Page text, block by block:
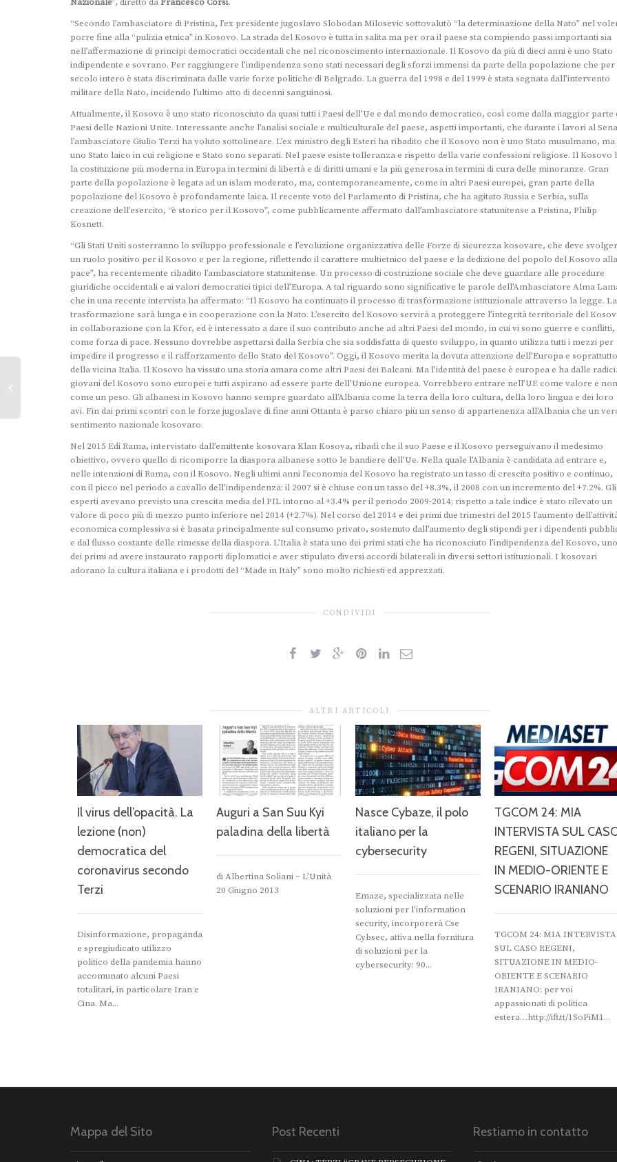
“Secondo l’ambasciatore di Pristina, l’ex presidente jugoslavo Slobodan Milosevic sottovalutò “la determinazione della Nato” nel
porre fine alla “pulizia etnica” in Kosovo. La strada del Kosovo è tutta in salita ma per ora il paese sta compiendo passi importanti sia
nell’affermazione di principi democratici occidentali che nel riconoscimento internazionale. Il Kosovo da più di dieci anni è uno Stato
indipendente e sovrano. Per raggiungere l’indipendenza sono stati necessari degli sforzi immensi da parte della popolazione che per
secolo intero è stata discriminata dalle varie forze politiche di Belgrado. La guerra del 1998 e del 1999 è stata segnata dall’intervento
militare della Nato, incidendo l’ultimo atto di decenni sanguinosi.
Attualmente, il Kosovo è uno stato riconosciuto da quasi tutti i Paesi dell’Ue e dal mondo democratico, così come dalla maggior parte
Paesi delle Nazioni Unite. Interessante anche l’analisi sociale e multiculturale del paese, aspetti importanti, che durante i lavori al
l’ambasciatore Giulio Terzi ha voluto sottolineare. L’ex ministro degli Esteri ha ribadito che il Kosovo non è uno Stato musulmano, ma
uno Stato laico in cui religione e Stato sono separati. Nel paese esiste tolleranza e rispetto della varie confessioni religiose. Il Kosovo
la costituzione più moderna in Europa in termini di libertà e di diritti umani e la più generosa in termini di cura delle minoranze. Gran
parte della popolazione è legata ad un islam moderato, ma, contemporaneamente, come in altri Paesi europei, gran parte della
popolazione del Kosovo è profondamente laica. Il recente voto del Parlamento di Pristina, che ha agitato Russia e Serbia, sulla
creazione dell’esercito, “è storico per il Kosovo”, come pubblicamente affermato dall’ambasciatore statunitense a Pristina, Philip
Kosnett.
“Gli Stati Uniti sosterranno lo sviluppo professionale e l’evoluzione organizzativa delle Forze di sicurezza kosovare, che deve
un ruolo positivo per il Kosovo e per la regione, riflettendo il carattere multietnico del paese e la dedizione del popolo del Kosovo alla
pace”, ha recentemente ribadito l’ambasciatore statunitense. Un processo di costruzione sociale che deve guardare alle procedure
giuridiche occidentali e ai valori democratici tipici dell’Europa. A tal riguardo sono significative le parole dell’Ambasciatore Alma
che in una recente intervista ha affermato: “Il Kosovo ha continuato il processo di trasformazione istituzionale attraverso la legge. La
trasformazione sarà lunga e in cooperazione con la Nato. L’esercito del Kosovo servirà a proteggere l’integrità territoriale del
in collaborazione con la Kfor, ed è interessato a dare il suo contributo anche ad altri Paesi del mondo, in cui vi sono guerre e conflitti,
come forza di pace. Nessuno dovrebbe aspettarsi dalla Serbia che sia soddisfatta di questo sviluppo, in quanto utilizza tutti i mezzi per
impedire il progresso e il rafforzamento dello Stato del Kosovo”. Oggi, il Kosovo merita la dovuta attenzione dell’Europa e soprattutto
della vicina Italia. Il Kosovo ha vissuto una storia amara come altri Paesi dei Balcani. Ma l’identità del paese è europea e ha dalle
giovani del Kosovo sono europei e tutti aspirano ad essere parte dell’Unione europea. Vorrebbero entrare nell’UE come valore e non
come un peso. Gli albanesi in Kosovo hanno sempre guardato all’Albania come la terra della loro cultura, della loro lingua e dei loro
avi. Fin dai primi scontri con le forze jugoslave di fine anni Ottanta è parso chiaro più un senso di appartenenza all’Albania che un
sentimento nazionale kosovaro.
Nel 2015 Edi Rama, intervistato dall’emittente kosovara Klan Kosova, ribadì che il suo Paese e il Kosovo perseguivano il medesimo
obiettivo, ovvero quello di ricomporre la diaspora albanese sotto le bandiere dell’Ue. Nella quale l’Albania è candidata ad entrare e,
nelle intenzioni di Rama, con il Kosovo. Negli ultimi anni l’economia del Kosovo ha registrato un tasso di crescita positivo e continuo,
con il picco nel periodo a cavallo dell’indipendenza: il 2007 si è chiuse con un tasso del +8.3%, il 2008 con un incremento del +7.2%. Gli
esperti avevano previsto una crescita media del PIL intorno al +3.4% per il periodo 2009-2014; rispetto a tale indice è stato rilevato un
valore di poco più di mezzo punto inferiore nel 2014 (+2.7%). Nel corso del 2014 e dei primi due trimestri del 2015 l’aumento
economica complessiva si è basata principalmente sul consumo privato, sostenuto dall’aumento degli stipendi per i dipendenti
e dal flusso costante delle rimesse della diaspora. L’Italia è stata uno dei primi stati che ha riconosciuto l’indipendenza del Kosovo, uno
dei primi ad avere instaurato rapporti diplomatici e aver stipulato diversi accordi bilaterali in diversi settori istituzionali. I kosovari
adorano la cultura italiana e i prodotti del “Made in Italy” sono molto richiesti ed apprezzati.
CONDIVIDI
ALTRI ARTICOLI
Il virus dell’opacità. La
lezione (non)
democratica del
coronavirus secondo
Terzi
Disinformazione, propaganda
e spregiudicato utilizzo
politico della pandemia hanno
accomunato alcuni Paesi
totalitari, in particolare Iran e
Cina. Ma...
Auguri a San Suu Kyi
paladina della libertà
di Albertina Soliani – L’Unità
20 Giugno 2013
Nasce Cybaze, il polo
italiano per la
cybersecurity
Emaze, specializzata nelle
soluzioni per l’information
security, incorporerà Cse
Cybsec, attiva nella fornitura
di soluzioni per la
cybersecurity: 90...
TGCOM 24: MIA
INTERVISTA SUL
REGENI, SITUAZIONE
IN MEDIO-ORIENTE E
SCENARIO IRANIANO
TGCOM 24: MIA INTERVISTA
SUL CASO REGENI,
SITUAZIONE IN MEDIO-
ORIENTE E SCENARIO
IRANIANO: per voi
appassionati di politica
estera…http://ift.tt/1SoPiM1...
Mappa del Sito Post Recenti Restiamo in contatto